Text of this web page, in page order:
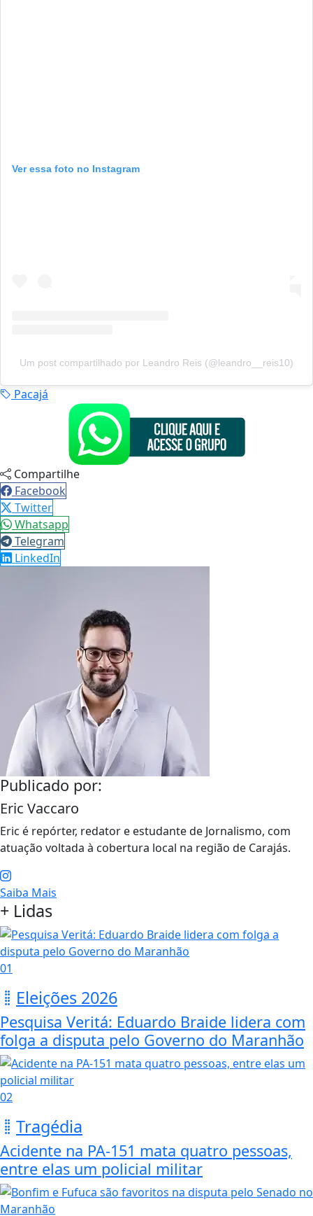
Ver essa foto no Instagram
Um post compartilhado por Leandro Reis (@leandro__reis10)
Pacajá
Compartilhe
Facebook
Twitter
Whatsapp
Telegram
LinkedIn
Publicado por:
Eric Vaccaro
Eric é repórter, redator e estudante de Jornalismo, com
atuação voltada à cobertura local na região de Carajás.
Saiba Mais
+ Lidas
01
Eleições 2026
Pesquisa Veritá: Eduardo Braide lidera com
folga a disputa pelo Governo do Maranhão
02
Tragédia
Acidente na PA-151 mata quatro pessoas,
entre elas um policial militar